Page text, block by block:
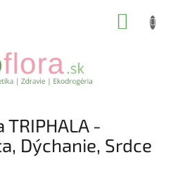
-
Dýchanie, Srdce